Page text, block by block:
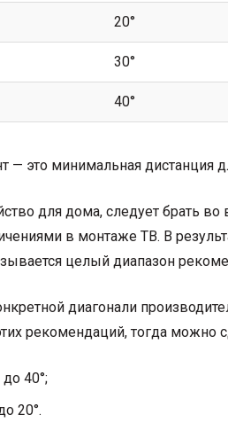
20°
30°
40°
— это минимальная дистанция
для дома, следует брать
в монтаже ТВ. В
целый диапазон
диагонали
рекомендаций, тогда можно
40°;
20°.